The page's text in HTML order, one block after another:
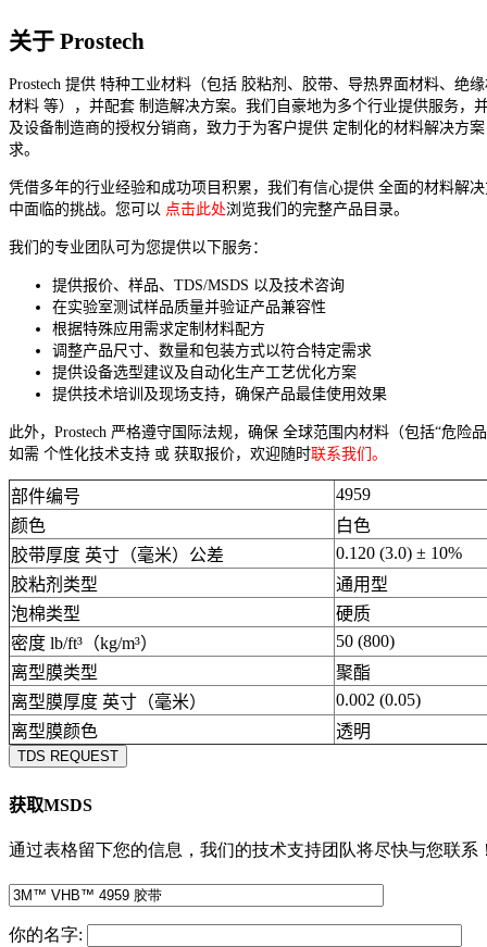
关于 Prostech
Prostech 提供 特种工业材料（包括 胶粘剂、胶带、导热界面材料、绝
材料 等），并配套 制造解决方案。我们自豪地为多个行业提供服务，
及设备制造商的授权分销商，致力于为客户提供 定制化的材料解决方
求。
凭借多年的行业经验和成功项目积累，我们有信心提供 全面的材料解
中面临的挑战。您可以 点击此处浏览我们的完整产品目录。
我们的专业团队可为您提供以下服务：
提供报价、样品、TDS/MSDS 以及技术咨询
在实验室测试样品质量并验证产品兼容性
根据特殊应用需求定制材料配方
调整产品尺寸、数量和包装方式以符合特定需求
提供设备选型建议及自动化生产工艺优化方案
提供技术培训及现场支持，确保产品最佳使用效果
此外，Prostech 严格遵守国际法规，确保 全球范围内材料（包括“危险
如需 个性化技术支持 或 获取报价，欢迎随时联系我们。
部件编号
4959
颜色
白色
胶带厚度 英寸（毫米）公差
0.120 (3.0) ± 10%
胶粘剂类型
通用型
泡棉类型
硬质
密度 lb/ft³（kg/m³）
50 (800)
离型膜类型
聚酯
离型膜厚度 英寸（毫米）
0.002 (0.05)
离型膜颜色
透明
TDS REQUEST
获取MSDS
通过表格留下您的信息，我们的技术支持团队将尽快与您联系
你的名字: